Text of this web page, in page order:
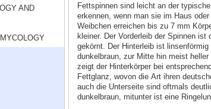
AND
Fettspinnen sind leicht an der
erkennen, wenn man sie im Haus
Weibchen erreichen bis zu 7 mm
kleiner. Der Vorderleib der Spinnen
gekörnt. Der Hinterleib ist
dunkelbraun, zur Mitte hin meist
zeigt der Hinterkörper bei
Fettglanz, wovon die Art ihren
auch die Unterseite sind oftmals
dunkelbraun, mitunter ist eine